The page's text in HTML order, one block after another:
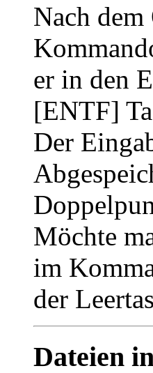
Nach
er in den
[ENTF]
Der
Möchte
im
der
Dateien